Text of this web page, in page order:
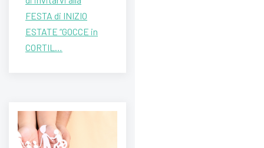
FESTA di INIZIO
ESTATE “GOCCE in
CORTIL…